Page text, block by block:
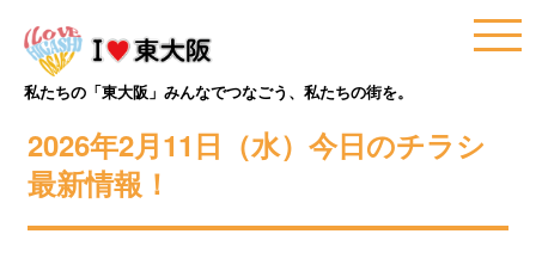
私たちの「東大阪」みんなでつなごう、私たちの街を。
2026年2月11日（水）今日のチラシ
最新情報！